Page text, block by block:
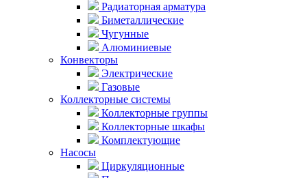
Радиаторная арматура
Биметаллические
Чугунные
Алюминиевые
Конвекторы
Электрические
Газовые
Коллекторные системы
Коллекторные группы
Коллекторные шкафы
Комплектующие
Насосы
Циркуляционные